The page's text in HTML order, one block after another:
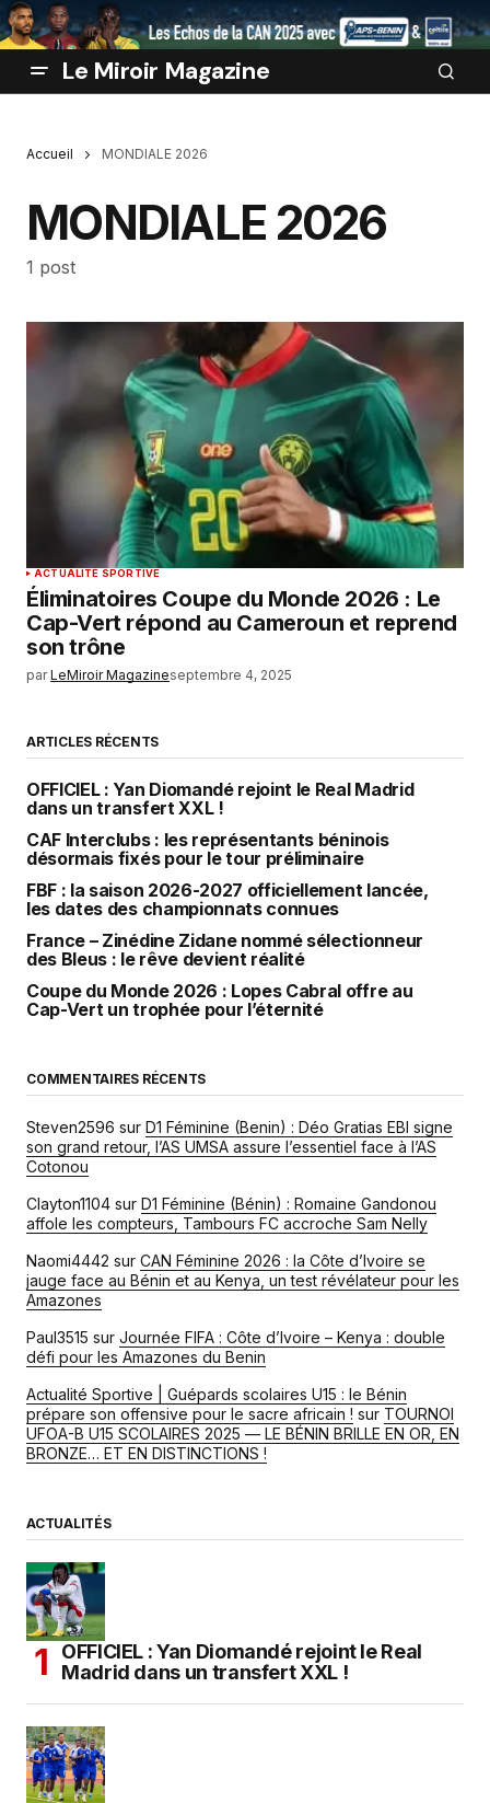
Le Miroir Magazine
Accueil MONDIALE 2026
MONDIALE 2026
1 post
ACTUALITÉ SPORTIVE
Éliminatoires Coupe du Monde 2026 : Le
Cap-Vert répond au Cameroun et reprend
son trône
par LeMiroir Magazineseptembre 4, 2025
ARTICLES RÉCENTS
OFFICIEL : Yan Diomandé rejoint le Real Madrid
dans un transfert XXL !
CAF Interclubs : les représentants béninois
désormais fixés pour le tour préliminaire
FBF : la saison 2026-2027 officiellement lancée,
les dates des championnats connues
France – Zinédine Zidane nommé sélectionneur
des Bleus : le rêve devient réalité
Coupe du Monde 2026 : Lopes Cabral offre au
Cap-Vert un trophée pour l’éternité
COMMENTAIRES RÉCENTS
Steven2596 sur D1 Féminine (Benin) : Déo Gratias EBI signe
son grand retour, l’AS UMSA assure l’essentiel face à l’AS
Cotonou
Clayton1104 sur D1 Féminine (Bénin) : Romaine Gandonou
affole les compteurs, Tambours FC accroche Sam Nelly
Naomi4442 sur CAN Féminine 2026 : la Côte d’Ivoire se
jauge face au Bénin et au Kenya, un test révélateur pour les
Amazones
Paul3515 sur Journée FIFA : Côte d’Ivoire – Kenya : double
défi pour les Amazones du Benin
Actualité Sportive | Guépards scolaires U15 : le Bénin
prépare son offensive pour le sacre africain ! sur TOURNOI
UFOA-B U15 SCOLAIRES 2025 — LE BÉNIN BRILLE EN OR, EN
BRONZE… ET EN DISTINCTIONS !
ACTUALITÉS
OFFICIEL : Yan Diomandé rejoint le Real
Madrid dans un transfert XXL !